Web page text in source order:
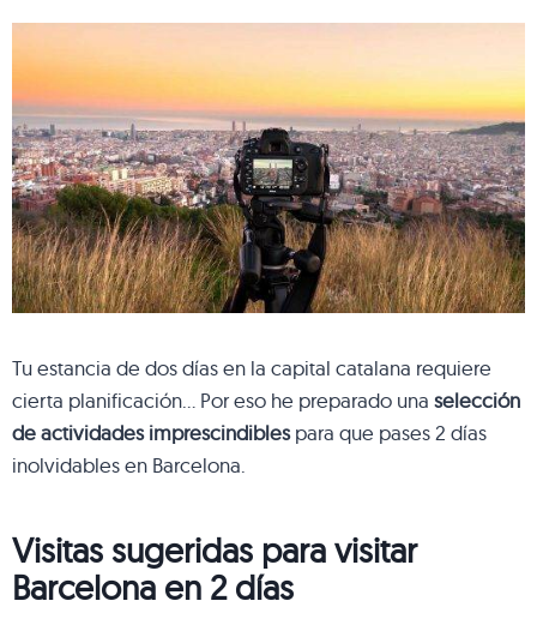
Tu estancia de dos días en la capital catalana requiere
cierta planificación… Por eso he preparado una selección
de actividades imprescindiblespara que pases 2 días
inolvidables en Barcelona.
Visitas sugeridas para visitar
Barcelona en 2 días